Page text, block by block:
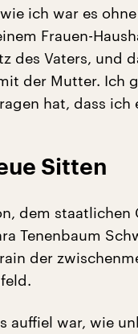
ich war es
Frauen-
des Vaters, und
der Mutter. Ich
hat, dass ich
Sitten
dem
Tenenbaum
der
auffiel war, wie